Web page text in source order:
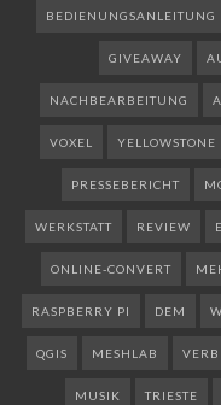
BEDIENUNGSANLEITUNG
GIVEAWAY
NACHBEARBEITUNG
VOXEL YELLOWSTONE
PRESSEBERICHT
WERKSTATT REVIEW
ONLINE-CONVERT
RASPBERRY PI DEM
QGIS MESHLAB
MUSIK TRIESTE